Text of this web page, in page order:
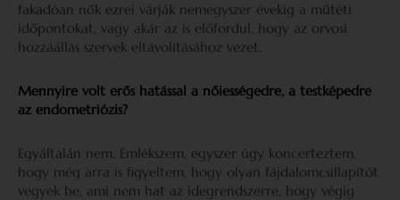
fakadóan nők ezrei várják nemegyszer évekig a műtéti
időpontokat, vagy akár az is előfordul, hogy az orvosi
hozzáállás szervek eltávolításához vezet.
Mennyire volt erős hatással a nőiességedre, a testképedre
az endometriózis?
Egyáltalán nem. Emlékszem, egyszer úgy koncerteztem,
hogy még arra is figyeltem, hogy olyan fájdalomcsillapítót
vegyek be, ami nem hat az idegrendszerre, hogy végig